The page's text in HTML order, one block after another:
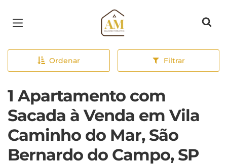
Página inicial
Ordenar Filtrar
1 Apartamento com
Sacada à Venda em Vila
Caminho do Mar, São
Bernardo do Campo, SP